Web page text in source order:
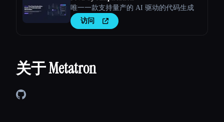
唯一一款支持量产的 AI 驱动的代码生成
访问
关于 Metatron